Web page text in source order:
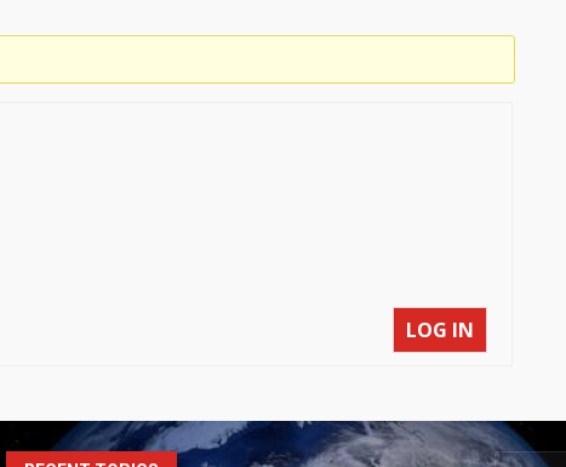
LOG IN